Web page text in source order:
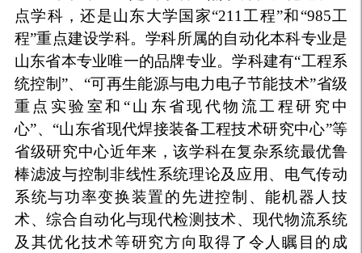
点学科，还是山东大学国家“211工程”和“985工
程”重点建设学科。学科所属的自动化本科专业是
山东省本专业唯一的品牌专业。学科建有“工程系
统控制”、“可再生能源与电力电子节能技术”省级
重点实验室和“山东省现代物流工程研究中
心”、“山东省现代焊接装备工程技术研究中心”等
省级研究中心近年来，该学科在复杂系统最优鲁
棒滤波与控制非线性系统理论及应用、电气传动
系统与功率变换装置的先进控制、能机器人技
术、综合自动化与现代检测技术、现代物流系统
及其优化技术等研究方向取得了令人瞩目的成